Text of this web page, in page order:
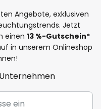
Angebote, exklusiven
Jetzt
einen 13 %-Gutschein*
in unserem Onlineshop
Unternehmen